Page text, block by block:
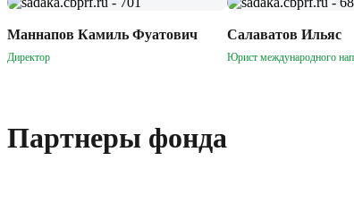
Маннапов Камиль Фуатович
Директор
Салаватов Ильяс
Юрист международного
Партнеры фонда